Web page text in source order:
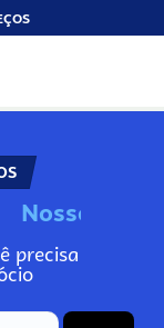
Nosso
precisa